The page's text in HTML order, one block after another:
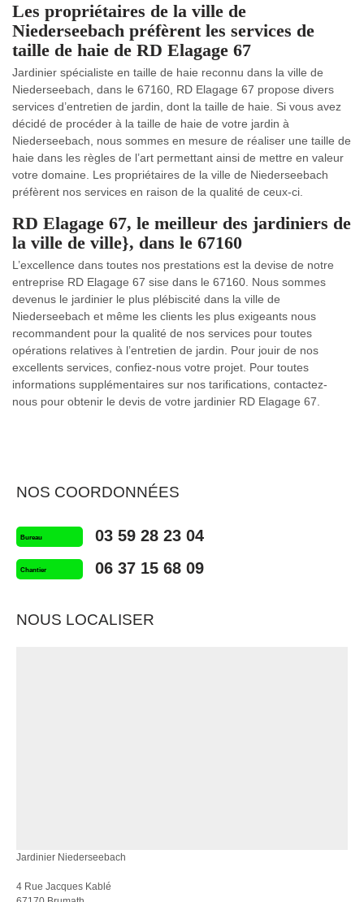
Les propriétaires de la ville de
Niederseebach préfèrent les services de
taille de haie de RD Elagage 67
Jardinier spécialiste en taille de haie reconnu dans la ville de
Niederseebach, dans le 67160, RD Elagage 67 propose divers
services d’entretien de jardin, dont la taille de haie. Si vous avez
décidé de procéder à la taille de haie de votre jardin à
Niederseebach, nous sommes en mesure de réaliser une taille de
haie dans les règles de l’art permettant ainsi de mettre en valeur
votre domaine. Les propriétaires de la ville de Niederseebach
préfèrent nos services en raison de la qualité de ceux-ci.
RD Elagage 67, le meilleur des jardiniers de
la ville de ville}, dans le 67160
L’excellence dans toutes nos prestations est la devise de notre
entreprise RD Elagage 67 sise dans le 67160. Nous sommes
devenus le jardinier le plus plébiscité dans la ville de
Niederseebach et même les clients les plus exigeants nous
recommandent pour la qualité de nos services pour toutes
opérations relatives à l’entretien de jardin. Pour jouir de nos
excellents services, confiez-nous votre projet. Pour toutes
informations supplémentaires sur nos tarifications, contactez-
nous pour obtenir le devis de votre jardinier RD Elagage 67.
NOS COORDONNÉES
Bureau 03 59 28 23 04
Chantier 06 37 15 68 09
NOUS LOCALISER
Jardinier Niederseebach
4 Rue Jacques Kablé